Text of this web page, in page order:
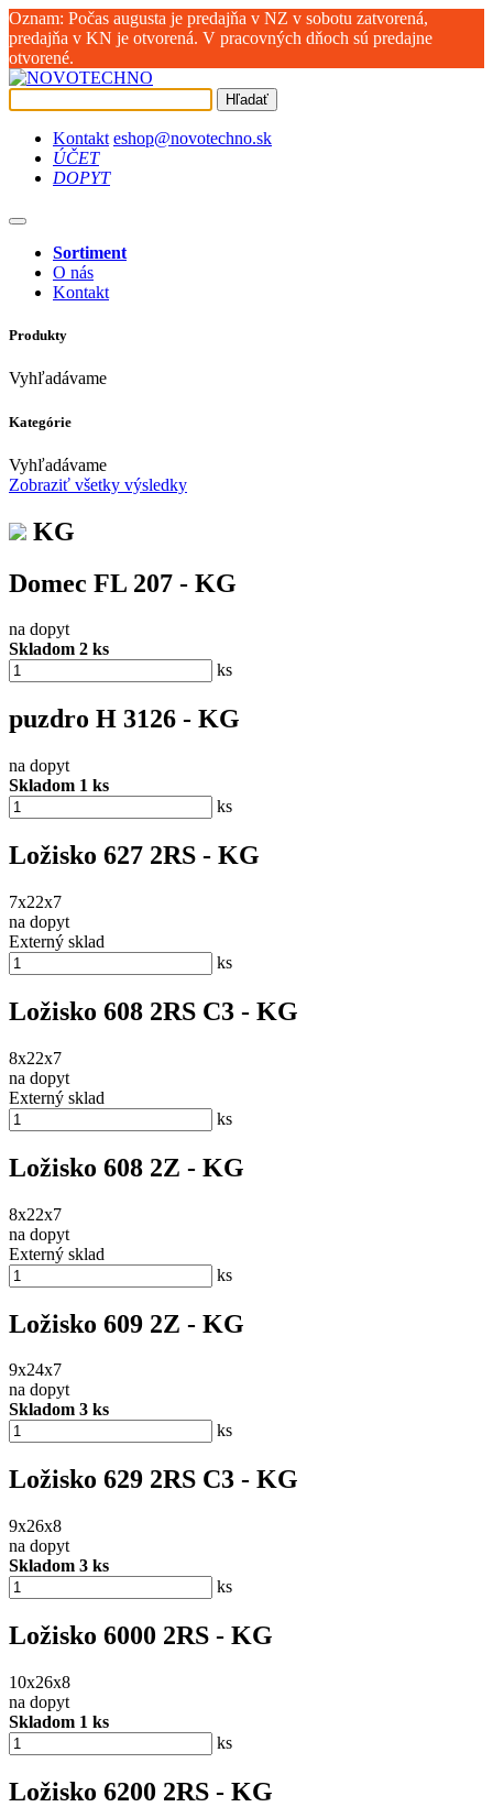
Oznam: Počas augusta je predajňa v NZ v sobotu zatvorená,
predajňa v KN je otvorená. V pracovných dňoch sú predajne
otvorené.
Hľadať
Kontakt eshop@novotechno.sk
ÚČET
DOPYT
Sortiment
O nás
Kontakt
Produkty
Vyhľadávame
Kategórie
Vyhľadávame
Zobraziť všetky výsledky
KG
Domec FL 207 - KG
na dopyt
Skladom 2 ks
ks
puzdro H 3126 - KG
na dopyt
Skladom 1 ks
ks
Ložisko 627 2RS - KG
7x22x7
na dopyt
Externý sklad
ks
Ložisko 608 2RS C3 - KG
8x22x7
na dopyt
Externý sklad
ks
Ložisko 608 2Z - KG
8x22x7
na dopyt
Externý sklad
ks
Ložisko 609 2Z - KG
9x24x7
na dopyt
Skladom 3 ks
ks
Ložisko 629 2RS C3 - KG
9x26x8
na dopyt
Skladom 3 ks
ks
Ložisko 6000 2RS - KG
10x26x8
na dopyt
Skladom 1 ks
ks
Ložisko 6200 2RS - KG